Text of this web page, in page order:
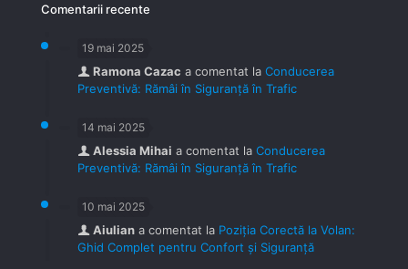
Comentarii recente
19 mai 2025
Ramona Cazac a comentat la Conducerea
Preventivă: Rămâi în Siguranță în Trafic
14 mai 2025
Alessia Mihai a comentat la Conducerea
Preventivă: Rămâi în Siguranță în Trafic
10 mai 2025
Aiulian a comentat la Poziția Corectă la Volan:
Ghid Complet pentru Confort și Siguranță